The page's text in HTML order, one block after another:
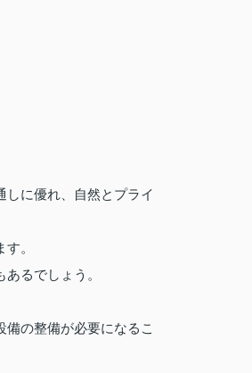
しに優れ、自然とプライ
。
るでしょう。
の整備が必要になるこ